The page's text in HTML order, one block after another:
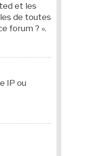
et les
de toutes
forum ? ».
IP ou